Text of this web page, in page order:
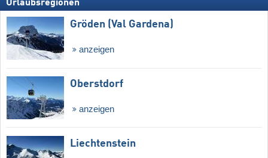
Urlaubsregionen
Gröden (Val Gardena)
anzeigen
Oberstdorf
anzeigen
Liechtenstein